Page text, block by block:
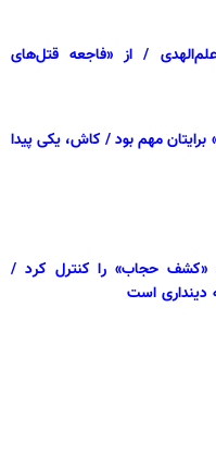
علم‌الهدی / از «فاجعه قتل‌های
مهم بود / کاش، یکی پیدا
«کشف حجاب» را کنترل کرد /
دینداری است